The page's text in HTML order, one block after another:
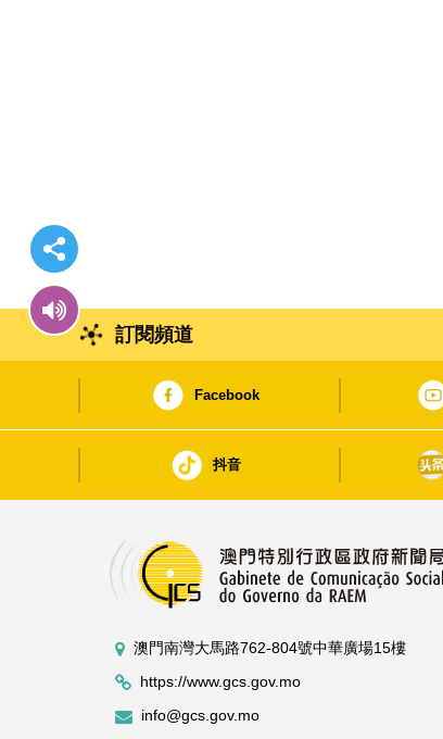
訂閱頻道
Facebook
抖音
澳門南灣大馬路762-804號中華廣場15樓
https://www.gcs.gov.mo
info@gcs.gov.mo